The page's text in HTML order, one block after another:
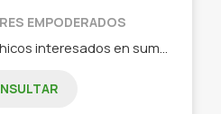
EMPODERADOS